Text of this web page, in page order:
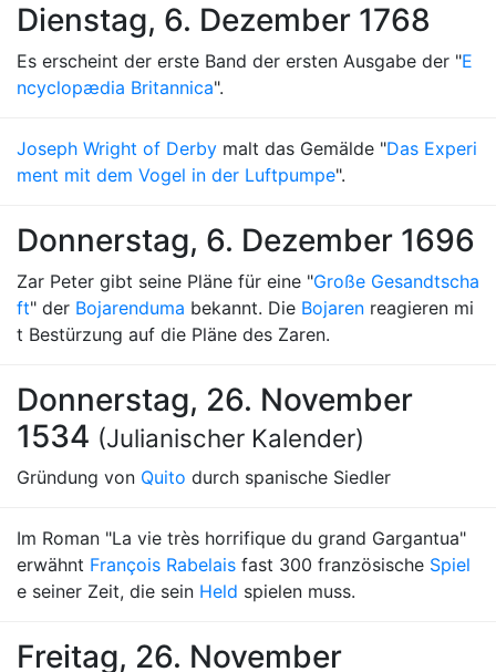
Dienstag, 6. Dezember 1768
Es erscheint der erste Band der ersten Ausgabe der "E
ncyclopædia Britannica".
Joseph Wright of Derby malt das Gemälde "Das Experi
ment mit dem Vogel in der Luftpumpe".
Donnerstag, 6. Dezember 1696
Zar Peter gibt seine Pläne für eine "Große Gesandtscha
ft" der Bojarenduma bekannt. Die Bojaren reagieren mi
t Bestürzung auf die Pläne des Zaren.
Donnerstag, 26. November
1534 (Julianischer Kalender)
Gründung von Quito durch spanische Siedler
Im Roman "La vie très horrifique du grand Gargantua"
erwähnt François Rabelais fast 300 französische Spiel
e seiner Zeit, die sein Held spielen muss.
Freitag, 26. November